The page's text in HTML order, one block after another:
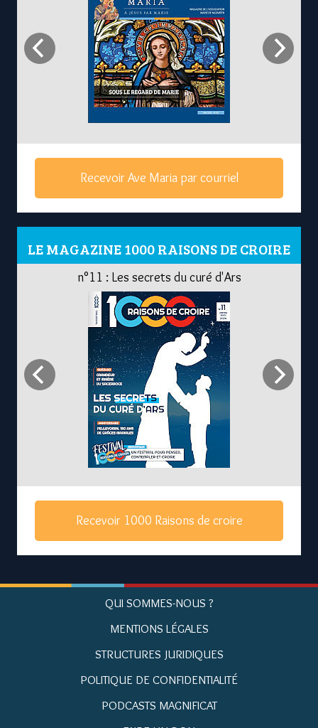
Recevoir Ave Maria par courriel
LE MAGAZINE 1000 RAISONS DE CROIRE
n°11 : Les secrets du curé d'Ars
Recevoir 1000 Raisons de croire
QUI SOMMES-NOUS ?
MENTIONS LÉGALES
STRUCTURES JURIDIQUES
POLITIQUE DE CONFIDENTIALITÉ
PODCASTS MAGNIFICAT